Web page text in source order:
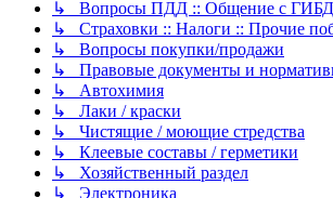
↳ Вопросы ПДД :: Общение с
↳ Страховки :: Налоги :: Прочие
↳ Вопросы покупки/продажи
↳ Правовые документы и
↳ Автохимия
↳ Лаки / краски
↳ Чистящие / моющие стредства
↳ Клеевые составы / герметики
↳ Хозяйственный раздел
↳ Электроника